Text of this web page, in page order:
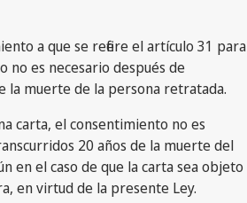
a que se refiere el artículo 31 para
no es necesario después de
la muerte de la persona retratada.
carta, el consentimiento no es
20 años de la muerte del
en el caso de que la carta sea objeto
en virtud de la presente Ley.